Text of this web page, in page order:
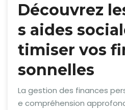
Découvrez
s aides
timiser vos
sonnelles
La gestion des finances
e compréhension